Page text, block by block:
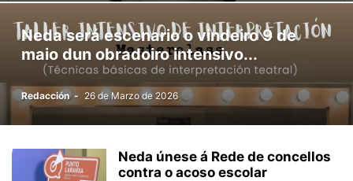
Neda será escenario o vindeiro 9 de
maio dun obradoiro intensivo...
Redacción - 26 de Marzo de 2026
Neda únese á Rede de concellos
contra o acoso escolar